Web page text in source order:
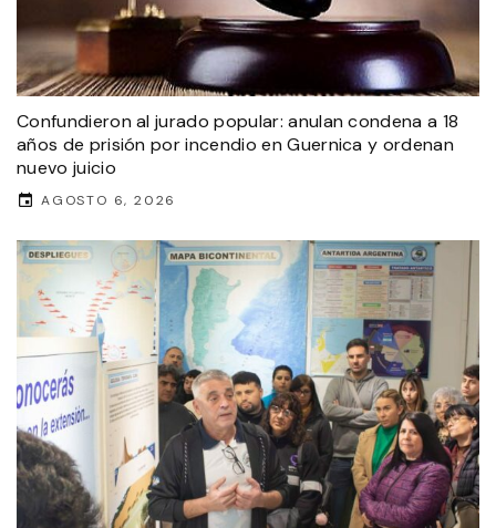
Confundieron al jurado popular: anulan condena a 18
años de prisión por incendio en Guernica y ordenan
nuevo juicio
AGOSTO 6, 2026